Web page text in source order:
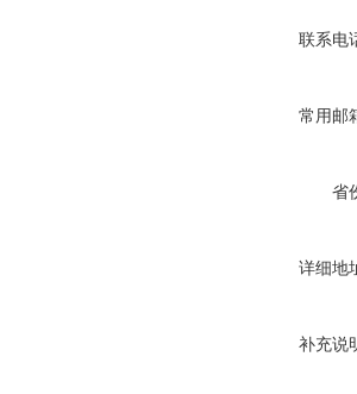
联系电
常用邮
省
详细地
补充说